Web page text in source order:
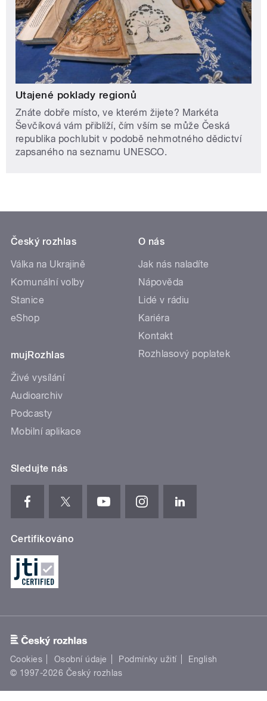
Utajené poklady regionů
Znáte dobře místo, ve kterém žijete? Markéta
Ševčíková vám přiblíží, čím vším se může Česká
republika pochlubit v podobě nehmotného dědictví
zapsaného na seznamu UNESCO.
Český rozhlas
Válka na Ukrajině
Komunální volby
Stanice
eShop
mujRozhlas
Živé vysílání
Audioarchiv
Podcasty
Mobilní aplikace
O nás
Jak nás naladíte
Nápověda
Lidé v rádiu
Kariéra
Kontakt
Rozhlasový poplatek
Sledujte nás
Certifikováno
Cookies Osobní údaje Podmínky užití
English
© 1997-2026 Český rozhlas